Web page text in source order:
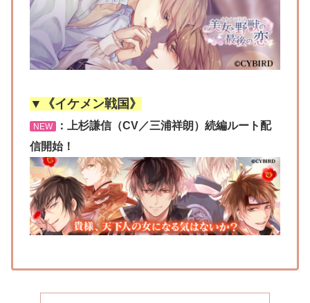
▼《イケメン戦国》
NEW
：上杉謙信（CV／三浦祥朗）続編ルート配
信開始！